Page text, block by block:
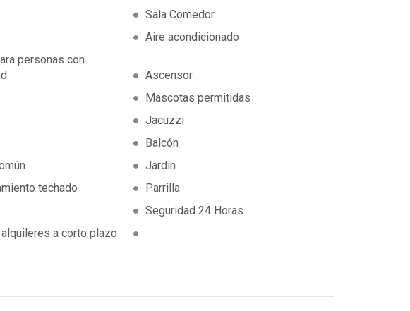
Sala Comedor
Aire acondicionado
personas con
Ascensor
Mascotas permitidas
Jacuzzi
Balcón
Jardín
techado
Parrilla
Seguridad 24 Horas
a corto plazo